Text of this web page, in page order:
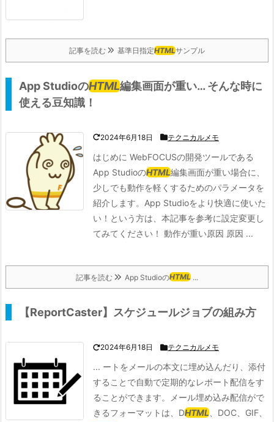
記事を読む 基準日指定HTMLサンプル
App StudioのHTML編集画面が重い… そんな時に
使える豆知識！
2024年6月18日 テクニカルメモ
はじめに WebFOCUSの開発ツールである
App StudioのHTML編集画面が重い場合に、
少しでも動作を軽くするためのパラメータを
紹介します。App Studioをより快適に使いた
い！という方は、本記事を参考に設定変更し
てみてください！ 動作が重い原因 原因 ...
記事を読む App StudioのHTML...
【ReportCaster】スケジュールジョブの組み方
2024年6月18日 テクニカルメモ
... ートをメールの本文に埋め込んだり、添付
することで自動で定期的なレポート配信をす
ることができます。メール埋め込み配信がで
きるフォーマットは、DHTML 、DOC、GIF、